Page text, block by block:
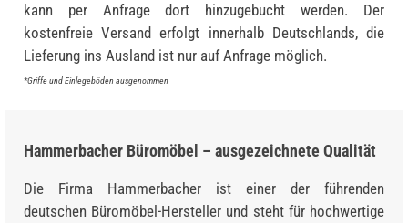
kann per Anfrage dort hinzugebucht werden. Der
kostenfreie Versand erfolgt innerhalb Deutschlands, die
Lieferung ins Ausland ist nur auf Anfrage möglich.
*Griffe und Einlegeböden ausgenommen
Hammerbacher Büromöbel – ausgezeichnete Qualität
Die Firma Hammerbacher ist einer der führenden
deutschen Büromöbel-Hersteller und steht für hochwertige